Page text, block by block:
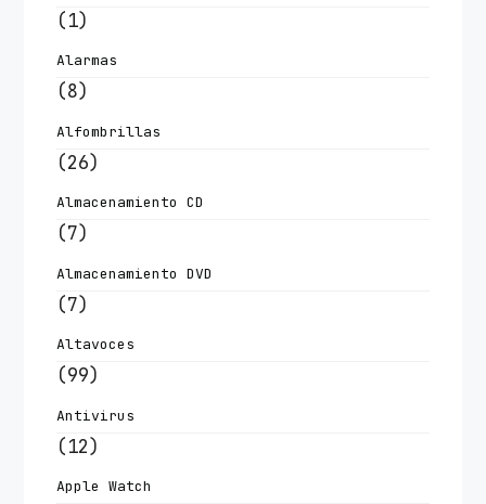
(1)
Alarmas
(8)
Alfombrillas
(26)
Almacenamiento CD
(7)
Almacenamiento DVD
(7)
Altavoces
(99)
Antivirus
(12)
Apple Watch